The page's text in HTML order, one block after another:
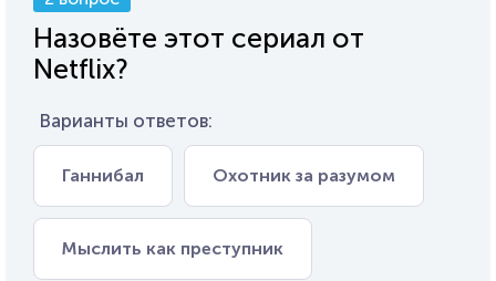
Назовёте этот сериал от
Netflix?
Варианты ответов:
Ганнибал Охотник за разумом
Мыслить как преступник